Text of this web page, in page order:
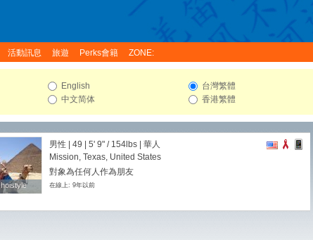
活動訊息 旅遊 Perks會籍 ZONE:
English
中文简体
台灣繁體
香港繁體
hoistyle
hoistyle
男性 | 49 | 5' 9" / 154lbs | 華人
Mission, Texas, United States
對象為任何人作為朋友
在線上: 9年以前